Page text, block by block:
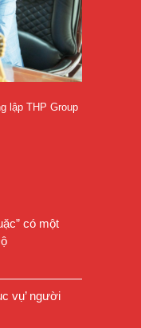
lập THP Group
có một
vụ’ người